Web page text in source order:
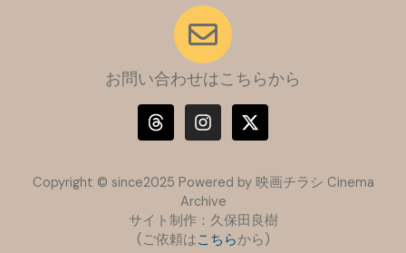
お問い合わせはこちらから
h
r
d
n
s
g
r
a
m
-
t
t
e
r
Copyright © since2025 Powered by 映画チラシ Cinema
Archive
サイト制作：久保田良樹
(ご依頼はこちらから)